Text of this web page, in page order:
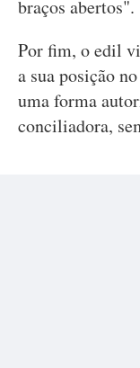
braços abertos".
Por fim, o edil
a sua posição
uma forma
conciliadora,